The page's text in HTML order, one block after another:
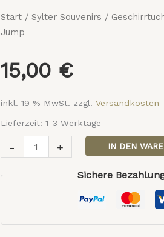
Start/ Sylter Souvenirs /
Jump
15,00 €
inkl. 19 % MwSt. zzgl. Versandkosten
Lieferzeit: 1-3 Werktage
-
Geschirrtuch
Whale
Menge
+ IN DEN
Sichere